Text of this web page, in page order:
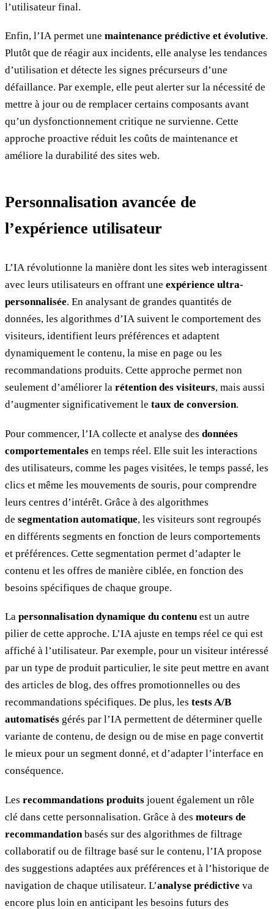
l’utilisateur final.
Enfin, l’IA permet une maintenance prédictive et évolutive.
Plutôt que de réagir aux incidents, elle analyse les tendances
d’utilisation et détecte les signes précurseurs d’une
défaillance. Par exemple, elle peut alerter sur la nécessité de
mettre à jour ou de remplacer certains composants avant
qu’un dysfonctionnement critique ne survienne. Cette
approche proactive réduit les coûts de maintenance et
améliore la durabilité des sites web.
Personnalisation avancée de
l’expérience utilisateur
L’IA révolutionne la manière dont les sites web interagissent
avec leurs utilisateurs en offrant une expérience ultra-
personnalisée. En analysant de grandes quantités de
données, les algorithmes d’IA suivent le comportement des
visiteurs, identifient leurs préférences et adaptent
dynamiquement le contenu, la mise en page ou les
recommandations produits. Cette approche permet non
seulement d’améliorer la rétention des visiteurs, mais aussi
d’augmenter significativement le taux de conversion.
Pour commencer, l’IA collecte et analyse des données
comportementales en temps réel. Elle suit les interactions
des utilisateurs, comme les pages visitées, le temps passé, les
clics et même les mouvements de souris, pour comprendre
leurs centres d’intérêt. Grâce à des algorithmes
de segmentation automatique, les visiteurs sont regroupés
en différents segments en fonction de leurs comportements
et préférences. Cette segmentation permet d’adapter le
contenu et les offres de manière ciblée, en fonction des
besoins spécifiques de chaque groupe.
La personnalisation dynamique du contenu est un autre
pilier de cette approche. L’IA ajuste en temps réel ce qui est
affiché à l’utilisateur. Par exemple, pour un visiteur intéressé
par un type de produit particulier, le site peut mettre en avant
des articles de blog, des offres promotionnelles ou des
recommandations spécifiques. De plus, les tests A/B
automatisés gérés par l’IA permettent de déterminer quelle
variante de contenu, de design ou de mise en page convertit
le mieux pour un segment donné, et d’adapter l’interface en
conséquence.
Les recommandations produits jouent également un rôle
clé dans cette personnalisation. Grâce à des moteurs de
recommandationbasés sur des algorithmes de filtrage
collaboratif ou de filtrage basé sur le contenu, l’IA propose
des suggestions adaptées aux préférences et à l’historique de
navigation de chaque utilisateur. L’analyse prédictive va
encore plus loin en anticipant les besoins futurs des